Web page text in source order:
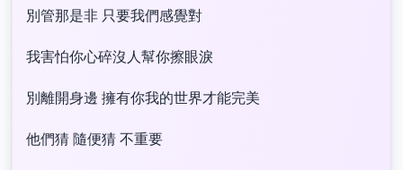
別管那是非 只要我們感覺對
我害怕你心碎沒人幫你擦眼淚
別離開身邊 擁有你我的世界才能完美
他們猜 隨便猜 不重要